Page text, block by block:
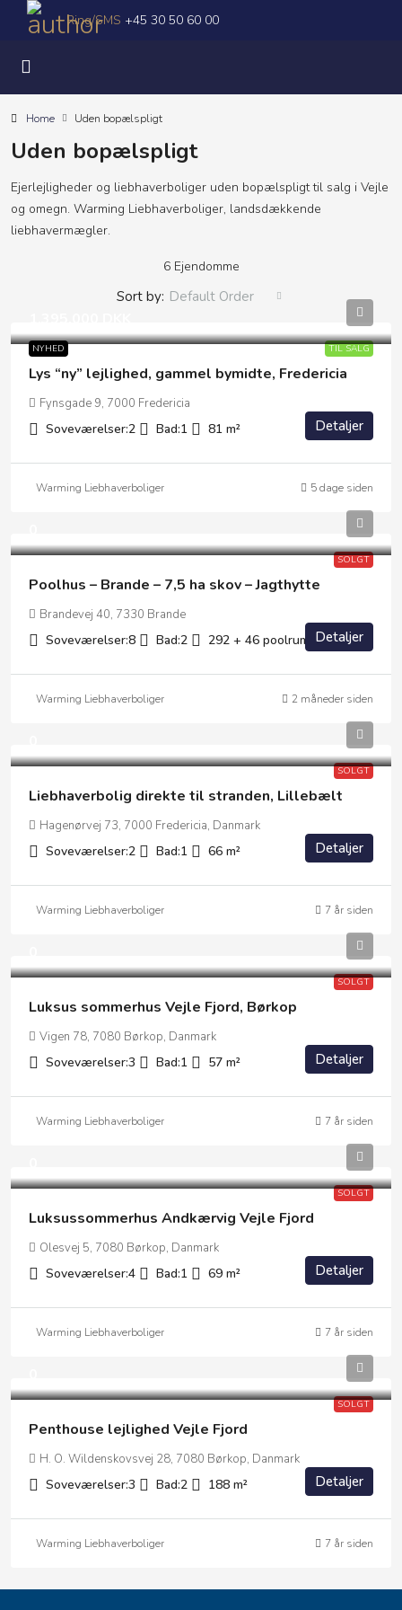
Ring/SMS +45 30 50 60 00
Home Uden bopælspligt
Uden bopælspligt
Ejerlejligheder og liebhaverboliger uden bopælspligt til salg i Vejle
og omegn. Warming Liebhaverboliger, landsdækkende
liebhavermægler.
6 Ejendomme
Sort by: Default Order
NYHED TIL SALG
Lys “ny” lejlighed, gammel bymidte, Fredericia
Fynsgade 9, 7000 Fredericia
Soveværelser:2 Bad:1 81 m² Detaljer
Warming Liebhaverboliger 5 dage siden
SOLGT
Poolhus – Brande – 7,5 ha skov – Jagthytte
Brandevej 40, 7330 Brande
Soveværelser:8 Bad:2 292 + 46 poolrum m²
Detaljer
Warming Liebhaverboliger 2 måneder siden
SOLGT
Liebhaverbolig direkte til stranden, Lillebælt
Hagenørvej 73, 7000 Fredericia, Danmark
Soveværelser:2 Bad:1 66 m² Detaljer
Warming Liebhaverboliger 7 år siden
SOLGT
Luksus sommerhus Vejle Fjord, Børkop
Vigen 78, 7080 Børkop, Danmark
Soveværelser:3 Bad:1 57 m² Detaljer
Warming Liebhaverboliger 7 år siden
SOLGT
Luksussommerhus Andkærvig Vejle Fjord
Olesvej 5, 7080 Børkop, Danmark
Soveværelser:4 Bad:1 69 m² Detaljer
Warming Liebhaverboliger 7 år siden
SOLGT
Penthouse lejlighed Vejle Fjord
H. O. Wildenskovsvej 28, 7080 Børkop, Danmark
Soveværelser:3 Bad:2 188 m² Detaljer
Warming Liebhaverboliger 7 år siden